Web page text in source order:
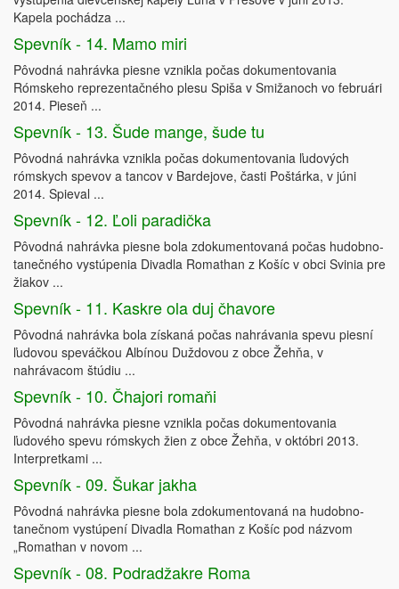
Kapela pochádza ...
Spevník - 14. Mamo miri
Pôvodná nahrávka piesne vznikla počas dokumentovania
Rómskeho reprezentačného plesu Spiša v Smižanoch vo februári
2014. Pieseň ...
Spevník - 13. Šude mange, šude tu
Pôvodná nahrávka vznikla počas dokumentovania ľudových
rómskych spevov a tancov v Bardejove, časti Poštárka, v júni
2014. Spieval ...
Spevník - 12. Ľoli paradička
Pôvodná nahrávka piesne bola zdokumentovaná počas hudobno-
tanečného vystúpenia Divadla Romathan z Košíc v obci Svinia pre
žiakov ...
Spevník - 11. Kaskre ola duj čhavore
Pôvodná nahrávka bola získaná počas nahrávania spevu piesní
ľudovou speváčkou Albínou Duždovou z obce Žehňa, v
nahrávacom štúdiu ...
Spevník - 10. Čhajori romaňi
Pôvodná nahrávka piesne vznikla počas dokumentovania
ľudového spevu rómskych žien z obce Žehňa, v októbri 2013.
Interpretkami ...
Spevník - 09. Šukar jakha
Pôvodná nahrávka piesne bola zdokumentovaná na hudobno-
tanečnom vystúpení Divadla Romathan z Košíc pod názvom
„Romathan v novom ...
Spevník - 08. Podradžakre Roma